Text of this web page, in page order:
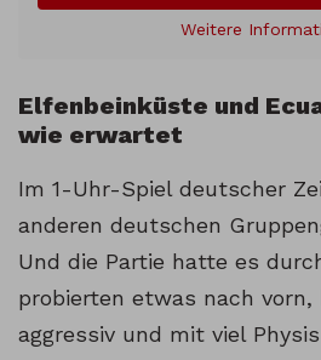
Weitere
Elfenbeinküste und
wie erwartet
Im 1-Uhr-Spiel deutscher
anderen deutschen
Und die Partie hatte es
probierten etwas nach vorn,
aggressiv und mit viel